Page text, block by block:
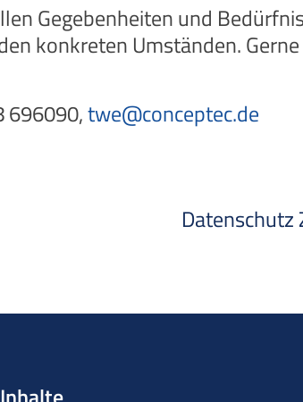
Gegebenheiten und
konkreten Umständen.
696090,twe@conceptec.de
Datenschutz